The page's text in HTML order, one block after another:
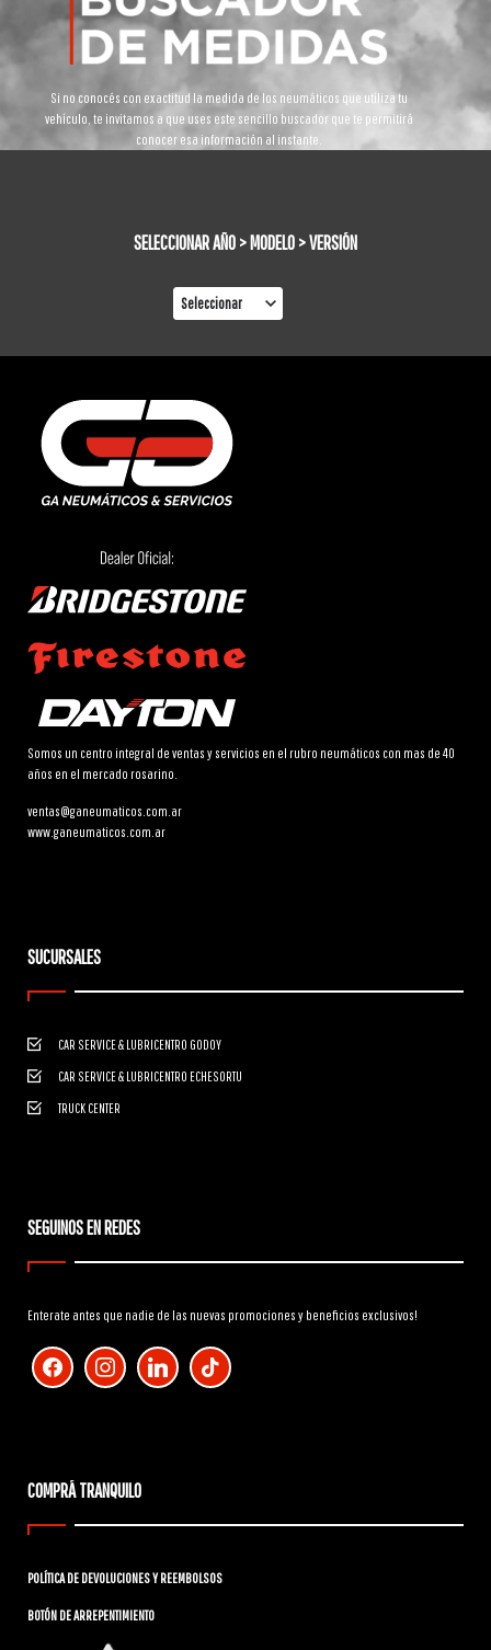
Si no conocés con exactitud la medida de los neumáticos que utiliza tu
vehículo, te invitamos a que uses este sencillo buscador que te permitirá
conocer esa información al instante.
SELECCIONAR AÑO > MODELO > VERSIÓN
Somos un centro integral de ventas y servicios en el rubro neumáticos con mas de 40
años en el mercado rosarino.
ventas@ganeumaticos.com.ar
www.ganeumaticos.com.ar
SUCURSALES
CAR SERVICE & LUBRICENTRO GODOY
CAR SERVICE & LUBRICENTRO ECHESORTU
TRUCK CENTER
SEGUINOS EN REDES
Enterate antes que nadie de las nuevas promociones y beneficios exclusivos!
facebook instagram linkedin tiktok
COMPRÁ TRANQUILO
POLÍTICA DE DEVOLUCIONES Y REEMBOLSOS
BOTÓN DE ARREPENTIMIENTO